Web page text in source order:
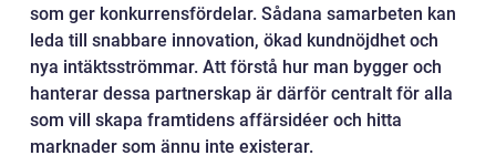
som ger konkurrensfördelar. Sådana samarbeten kan
leda till snabbare innovation, ökad kundnöjdhet och
nya intäktsströmmar. Att förstå hur man bygger och
hanterar dessa partnerskap är därför centralt för alla
som vill skapa framtidens affärsidéer och hitta
marknader som ännu inte existerar.